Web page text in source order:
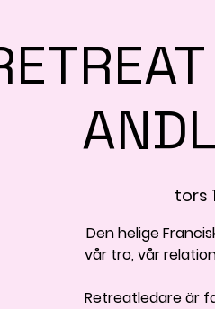
tors
Den helige
vår tro, vår
Retreatledare är